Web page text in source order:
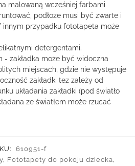
malowaną wcześniej farbami
podłoże musi być zwarte i
innym przypadku fototapeta może
detergentami.
- zakładka może być widoczna
miejscach, gdzie nie występuje
zakładki tez zależy od
układania zakładki (pod światło
ze światłem może rzucać
610951-f
, Fototapety do pokoju dziecka,